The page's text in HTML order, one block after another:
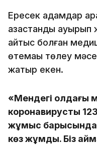
Ересек адамдар
қазақстандық
қайтыс болған
өтемақы төлеу
жатыр екен.
«Мендегі қолдағы
коронавирусты
жұмыс барысында
көз жұмды. Біз